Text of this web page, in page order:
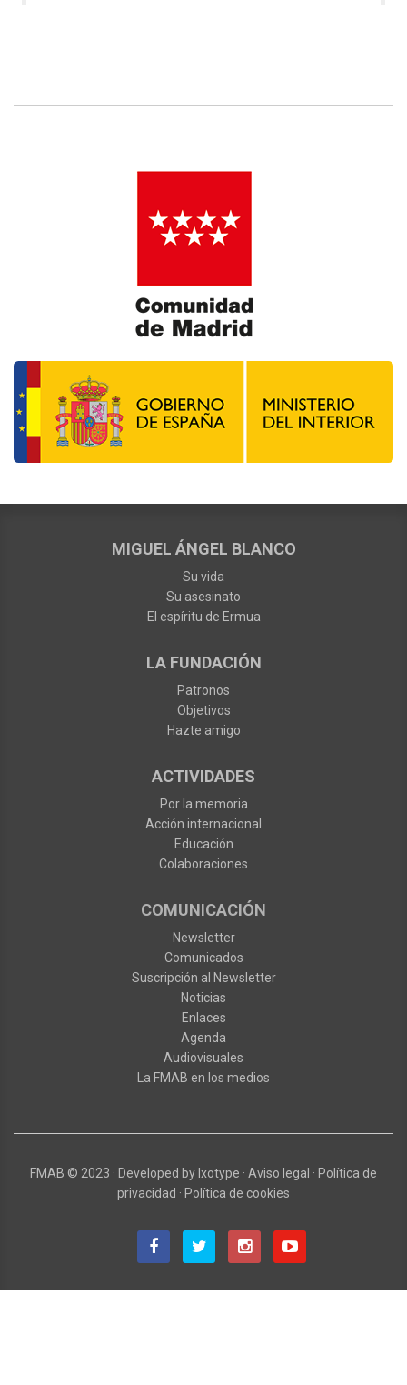
MIGUEL ÁNGEL BLANCO
Su vida
Su asesinato
El espíritu de Ermua
LA FUNDACIÓN
Patronos
Objetivos
Hazte amigo
ACTIVIDADES
Por la memoria
Acción internacional
Educación
Colaboraciones
COMUNICACIÓN
Newsletter
Comunicados
Suscripción al Newsletter
Noticias
Enlaces
Agenda
Audiovisuales
La FMAB en los medios
FMAB © 2023 · Developed by Ixotype · Aviso legal · Política de
privacidad · Política de cookies